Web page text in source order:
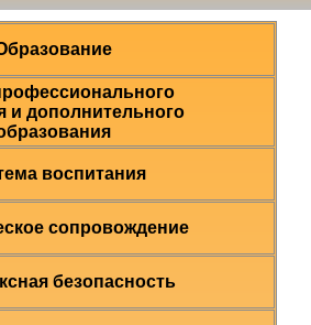
и дополнительного
воспитания
сопровождение
безопасность